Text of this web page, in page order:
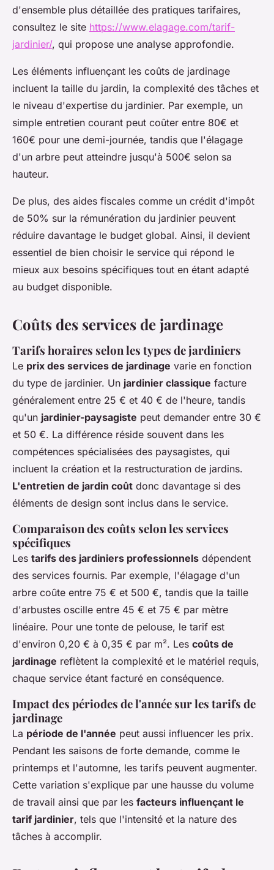
d'ensemble plus détaillée des pratiques tarifaires,
consultez le site https://www.elagage.com/tarif-
jardinier/, qui propose une analyse approfondie.
Les éléments influençant les coûts de jardinage
incluent la taille du jardin, la complexité des tâches et
le niveau d'expertise du jardinier. Par exemple, un
simple entretien courant peut coûter entre 80€ et
160€ pour une demi-journée, tandis que l'élagage
d'un arbre peut atteindre jusqu'à 500€ selon sa
hauteur.
De plus, des aides fiscales comme un crédit d'impôt
de 50% sur la rémunération du jardinier peuvent
réduire davantage le budget global. Ainsi, il devient
essentiel de bien choisir le service qui répond le
mieux aux besoins spécifiques tout en étant adapté
au budget disponible.
Coûts des services de jardinage
Tarifs horaires selon les types de jardiniers
Le prix des services de jardinage varie en fonction
du type de jardinier. Un jardinier classique facture
généralement entre 25 € et 40 € de l'heure, tandis
qu'un jardinier-paysagiste peut demander entre 30 €
et 50 €. La différence réside souvent dans les
compétences spécialisées des paysagistes, qui
incluent la création et la restructuration de jardins.
L'entretien de jardin coût donc davantage si des
éléments de design sont inclus dans le service.
Comparaison des coûts selon les services
spécifiques
Les tarifs des jardiniers professionnels dépendent
des services fournis. Par exemple, l'élagage d'un
arbre coûte entre 75 € et 500 €, tandis que la taille
d'arbustes oscille entre 45 € et 75 € par mètre
linéaire. Pour une tonte de pelouse, le tarif est
d'environ 0,20 € à 0,35 € par m². Les coûts de
jardinage reflètent la complexité et le matériel requis,
chaque service étant facturé en conséquence.
Impact des périodes de l'année sur les tarifs de
jardinage
La période de l'année peut aussi influencer les prix.
Pendant les saisons de forte demande, comme le
printemps et l'automne, les tarifs peuvent augmenter.
Cette variation s'explique par une hausse du volume
de travail ainsi que par les facteurs influençant le
tarif jardinier, tels que l'intensité et la nature des
tâches à accomplir.